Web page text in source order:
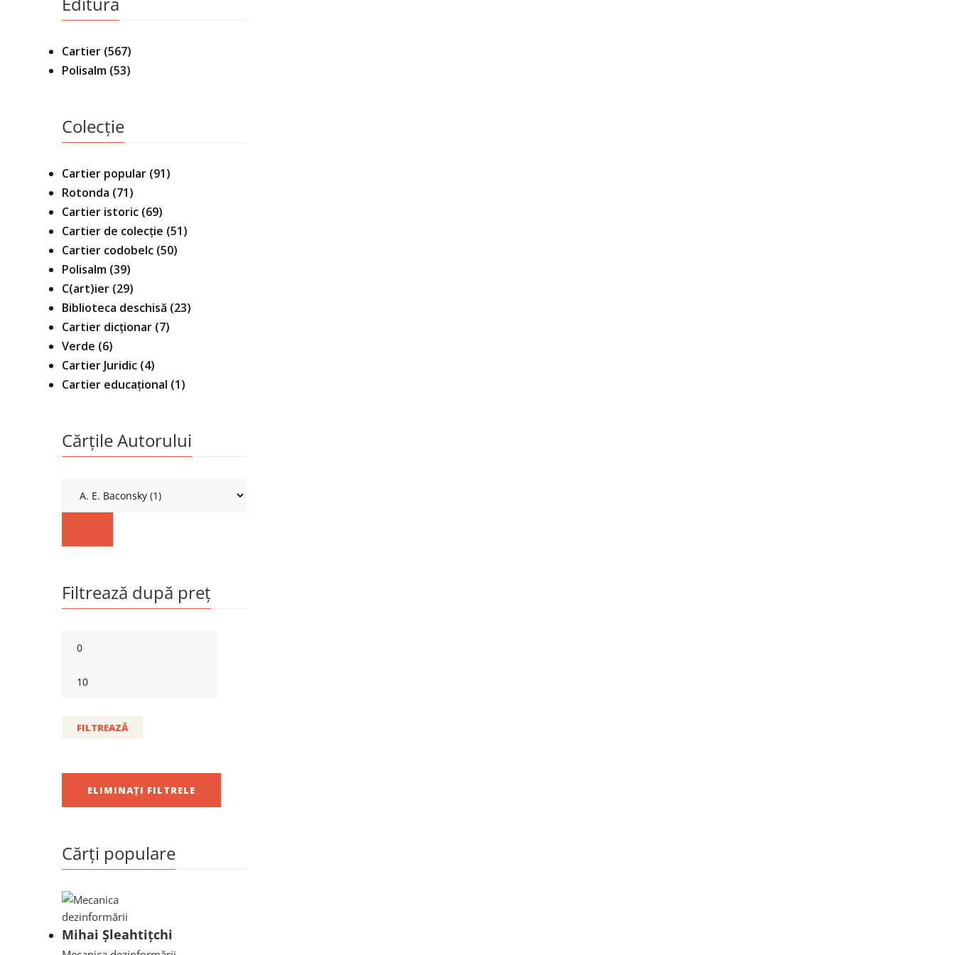
Cartier (567)
Polisalm (53)
Colecție
Cartier popular (91)
Rotonda (71)
Cartier istoric (69)
Cartier de colecție (51)
Cartier codobelc (50)
Polisalm (39)
C(art)ier (29)
Biblioteca deschisă (23)
Cartier dicționar (7)
Verde (6)
Cartier Juridic (4)
Cartier educațional (1)
Cărțile Autorului
Filtrează după preț
FILTREAZĂ
ELIMINAȚI FILTRELE
Cărți populare
Mihai Șleahtițchi